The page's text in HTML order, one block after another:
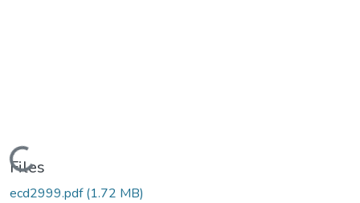
Loading...
Files
ecd2999.pdf(1.72 MB)